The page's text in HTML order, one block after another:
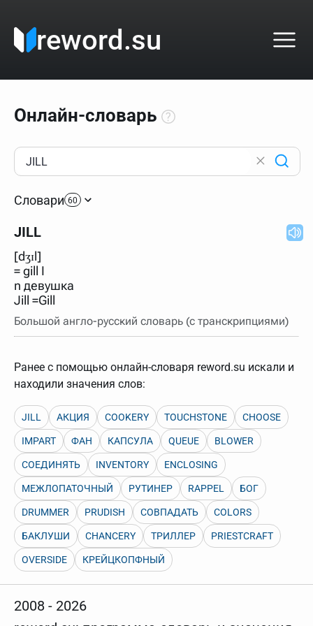
reword.su
Онлайн-словарь
Как пользоваться онлайн-словарём?
которого интересует. Система автоматически подберёт
варианты по начальным буквам и покажет их во
Если точное написание слова неизвестно (как в
кроссворде), неизвестную букву можно заменить
подстановочным знаком звёздочкой (*), а несколько
неизвестных букв — процентом (%). В этом случае меню
с вариантами работать не будет, а после ввода запроса
нужно будет нажать на кнопку "Найти".
Для более сложных случаев существует возможность
написать в строке запроса "Пушкин поэт" и нажать
"Найти", выведутся все словарные статьи о поэте
Пушкине, но не о городе.
неизвестные буквы. Например, в кроссворде есть
слово "***м***ов", в задании "русский поэт 19 века".
Пишем в Reword первым словом "***м***ов", далее
через пробел "поэт". Получается "***м***ов поэт" (без
кавычек). Нажимаем "Найти" и получаем статью
"Лермонтов" и не только.
Порядок словарей можно изменять, перетаскивая
словарь вверх или вниз за прямоугольник слева от
названия словаря. Также можно выключать ненужные
словари.
Словари 60
JILL
[dʒɪl]
= gill I
n девушка
Jill =Gill
Большой англо-русский словарь (с транскрипциями)
Ранее с помощью онлайн-словаря reword.su искали и
находили значения слов:
JILL АКЦИЯ COOKERY TOUCHSTONE CHOOSE
IMPART ФАН КАПСУЛА QUEUE BLOWER
СОЕДИНЯТЬ INVENTORY ENCLOSING
МЕЖЛОПАТОЧНЫЙ РУТИНЕР RAPPEL БОГ
DRUMMER PRUDISH СОВПАДАТЬ COLORS
БАКЛУШИ CHANCERY ТРИЛЛЕР PRIESTCRAFT
OVERSIDE КРЕЙЦКОПФНЫЙ
2008 - 2026